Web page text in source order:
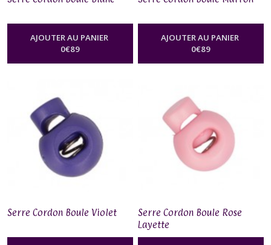
AJOUTER AU PANIER
0€89
AJOUTER AU PANIER
0€89
Serre Cordon Boule Violet
Serre Cordon Boule Rose
Layette